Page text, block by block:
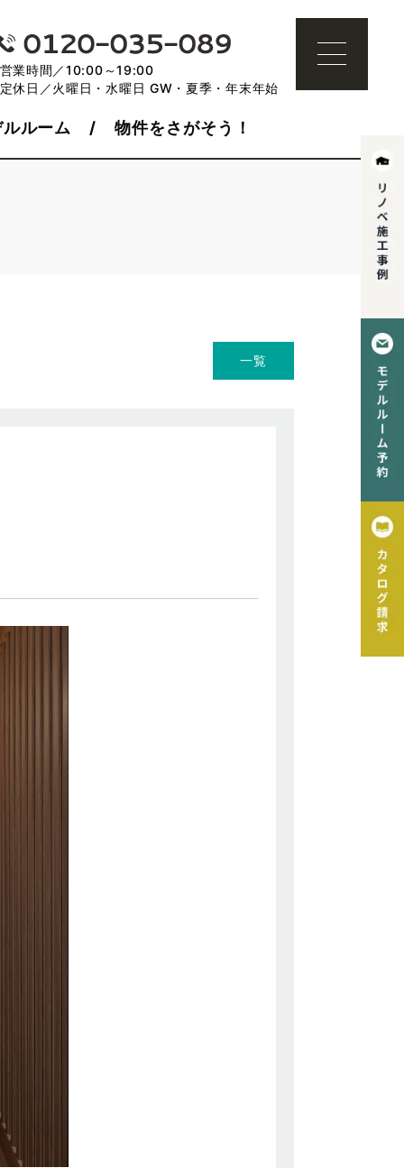
営業時間／10:00～19:00
定休日／火曜日・水曜日 GW・夏季・年末年始
ルーム 物件をさがそう！
一覧